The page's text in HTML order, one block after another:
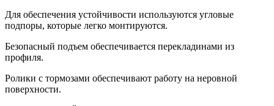
Для обеспечения устойчивости используются угловые
подпоры, которые легко монтируются.
Безопасный подъем обеспечивается перекладинами из
профиля.
Ролики с тормозами обеспечивают работу на неровной
поверхности.